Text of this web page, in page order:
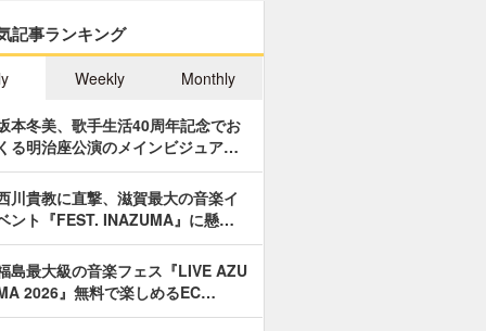
記事ランキング
Weekly Monthly
本冬美、歌手生活40周年記念でお
くる明治座公演のメインビジュア…
川貴教に直撃、滋賀最大の音楽イ
ント『FEST. INAZUMA』に懸…
島最大級の音楽フェス『LIVE AZU
2026』無料で楽しめるEC…